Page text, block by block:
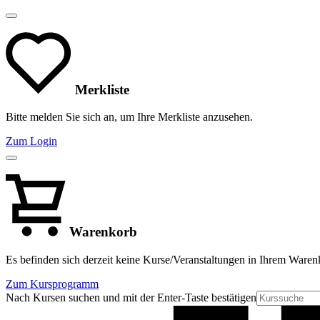
Merkliste
Bitte melden Sie sich an, um Ihre Merkliste anzusehen.
Zum Login
Warenkorb
Es befinden sich derzeit keine Kurse/Veranstaltungen in Ihrem
Zum Kursprogramm
Nach Kursen suchen und mit der Enter-Taste bestätigen